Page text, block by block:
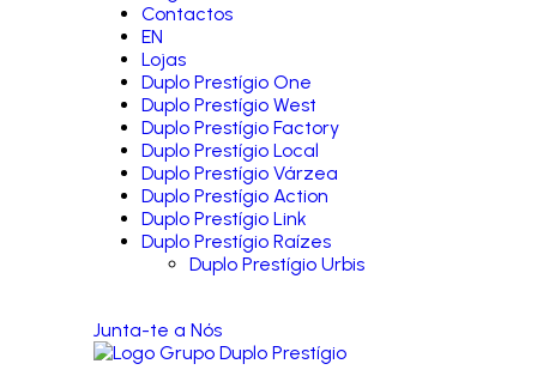
Contactos
EN
Lojas
Duplo Prestígio One
Duplo Prestígio West
Duplo Prestígio Factory
Duplo Prestígio Local
Duplo Prestígio Várzea
Duplo Prestígio Action
Duplo Prestígio Link
Duplo Prestígio Raízes
Duplo Prestígio Urbis
Junta-te a Nós